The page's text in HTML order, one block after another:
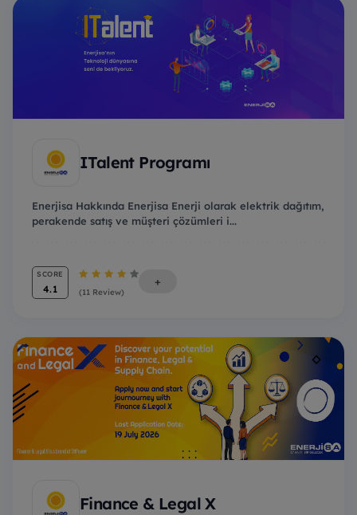
ITalent Programı
Enerjisa Hakkında Enerjisa Enerji olarak elektrik dağıtım,
perakende satış ve müşteri çözümleri i...
SCORE
4.1 (11 Review)
+
Finance & Legal X